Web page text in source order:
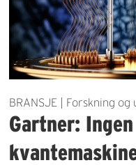
BRANSJE | Forskning og
Gartner: